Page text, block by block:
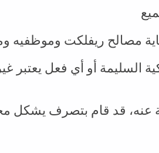
مصالح ريفلكت وموظفيه
السليمة أو أي فعل يعتبر
قد قام بتصرف يشكل